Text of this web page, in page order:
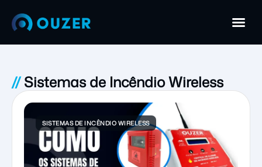
//Sistemas de Incêndio Wireless
SISTEMAS DE INCÊNDIO WIRELESS